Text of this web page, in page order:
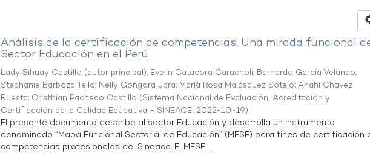
Análisis de la certificación de competencias: Una mirada funcional
Sector Educación en el Perú
Lady Sihuay Castillo (autor principal); Evelin Catacora Caracholi; Bernardo García Velando;
Stephanie Barboza Tello; Nelly Góngora Jara; María Rosa Malásquez Sotelo;Anahí Chávez
Ruesta; Cristhian Pacheco Castillo (Sistema Nacional de Evaluación, Acreditación y
Certificación de la Calidad Educativa - SINEACE, 2022-10-19)
El presente documento describe al sector Educación y desarrolla un instrumento
denominado “Mapa Funcional Sectorial de Educación” (MFSE) para fines de certificación
competencias profesionales del Sineace. El MFSE ...